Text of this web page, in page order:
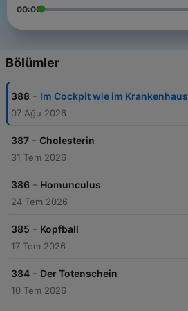
00:00
Bölümler
388 - Im Cockpit wie im Krankenhaus
07 Ağu 2026
387 - Cholesterin
31 Tem 2026
386 - Homunculus
24 Tem 2026
385 - Kopfball
17 Tem 2026
384 - Der Totenschein
10 Tem 2026